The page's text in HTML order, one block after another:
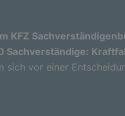
KFZ
Sachverständige:
sich vor einer